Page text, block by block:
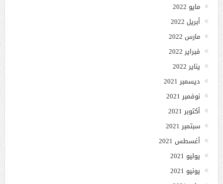
مايو 2022
أبريل 2022
مارس 2022
فبراير 2022
يناير 2022
ديسمبر 2021
نوفمبر 2021
أكتوبر 2021
سبتمبر 2021
أغسطس 2021
يوليو 2021
يونيو 2021